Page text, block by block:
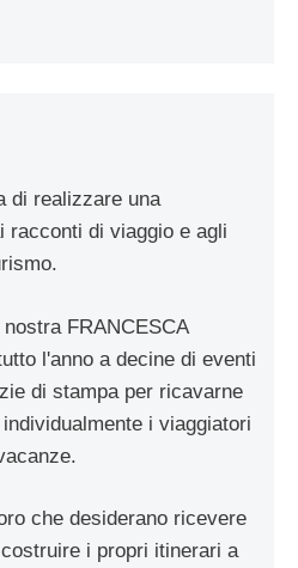
di realizzare una
racconti di viaggio e agli
FRANCESCA
l'anno a decine di eventi
di stampa per ricavarne
i viaggiatori
che desiderano ricevere
i propri itinerari a